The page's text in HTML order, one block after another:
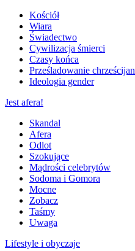
Kościół
Wiara
Świadectwo
Cywilizacja śmierci
Czasy końca
Prześladowanie chrześcijan
Ideologia gender
Jest afera!
Skandal
Afera
Odlot
Szokujące
Mądrości celebrytów
Sodoma i Gomora
Mocne
Zobacz
Taśmy
Uwaga
Lifestyle i obyczaje